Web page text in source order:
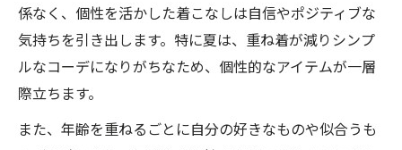
係なく、個性を活かした着こなしは自信やポジティブな
気持ちを引き出します。特に夏は、重ね着が減りシンプ
ルなコーデになりがちなため、個性的なアイテムが一層
際立ちます。
また、年齢を重ねるごとに自分の好きなものや似合うも